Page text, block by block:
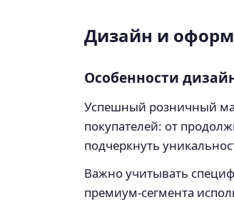
Дизайн и
Особенности
Успешный розничный
покупателей: от
подчеркнуть
Важно учитывать
премиум-сегмента